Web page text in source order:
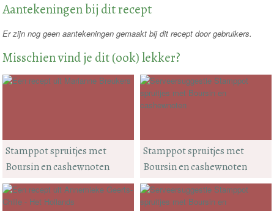
Aantekeningen bij dit recept
Er zijn nog geen aantekeningen gemaakt bij dit recept door gebruikers.
Misschien vind je dit (ook) lekker?
Stamppot spruitjes met
Boursin en cashewnoten
Stamppot spruitjes met
Boursin en cashewnoten